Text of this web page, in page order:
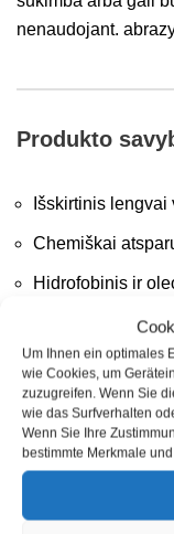
Um Ihnen ein optimales
wie Cookies, um
zuzugreifen. Wenn Sie
wie das Surfverhalten
Wenn Sie Ihre
bestimmte Merkmale
nenaudojant.
Produkto
Išskirtinis
Chemiškai
Hidrofobinis ir
Labai didelis
technologijos
Lengviau
nešvarumai
UV stabilus /
vandeniui /